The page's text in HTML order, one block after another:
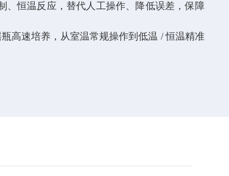
、恒温反应，替代人工操作、降低误差，保障
高速培养，从室温常规操作到低温 / 恒温精准